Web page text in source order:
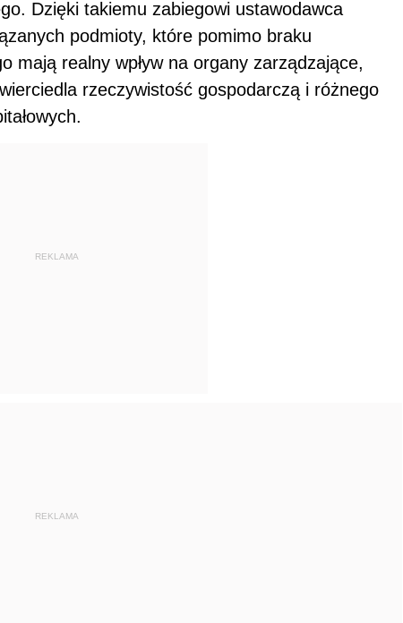
Dzięki takiemu zabiegowi ustawodawca
podmioty, które pomimo braku
mają realny wpływ na organy zarządzające,
rzeczywistość gospodarczą i różnego
REKLAMA
REKLAMA